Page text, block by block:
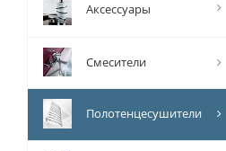
Аксессуары
Смесители
Полотенцесушители